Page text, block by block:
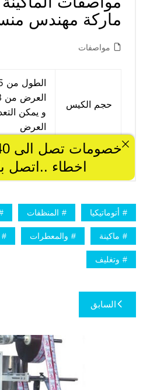
أتوماتيكيا المنظفات
ماكينة والمعطرات
وتغليف
تصفّح
المقالات
السابق